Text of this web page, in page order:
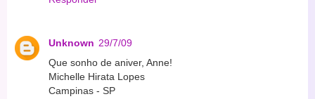
Unknown 29/7/09
Que sonho de aniver, Anne!
Michelle Hirata Lopes
Campinas - SP